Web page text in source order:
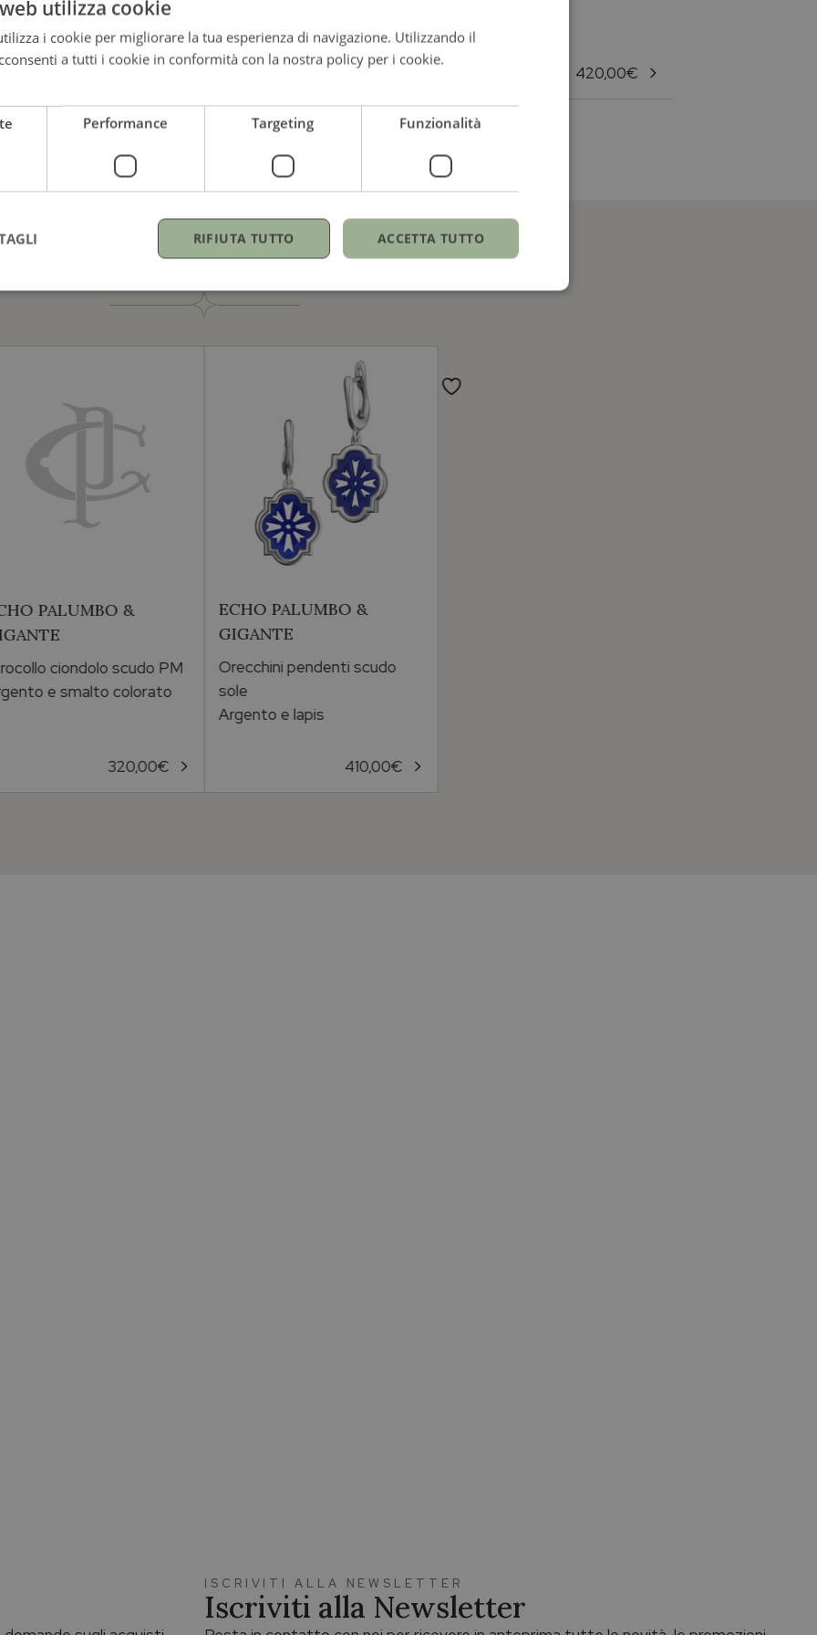
e lapis
410,00 420,00€
PALUMBO &
ciondolo scudo PM
e smalto colorato
320,00€
ECHO PALUMBO &
GIGANTE
Orecchini pendenti scudo
sole
Argento e lapis
410,00€
ISCRIVITI ALLA NEWSLETTER
Iscriviti alla Newsletter
utilizza cookie
i cookie per migliorare la tua esperienza di navigazione. Utilizzando il
a tutti i cookie in conformità con la nostra policy per i cookie.
Performance Targeting Funzionalità
ACCETTA TUTTO
RIFIUTA TUTTO